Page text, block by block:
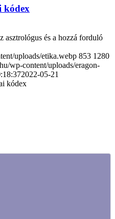
kódex
és a hozzá forduló
uploads/etika.webp 853 1280
wp-content/uploads/eragon-
2022-05-21
kódex